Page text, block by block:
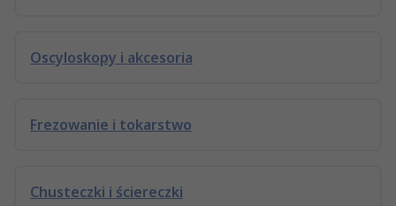
Oscyloskopy i akcesoria
Frezowanie i tokarstwo
Chusteczki i ściereczki